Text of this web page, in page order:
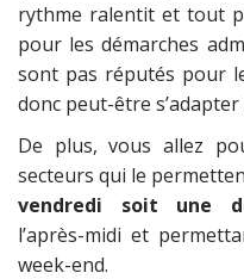
rythme ralentit et tout
pour les démarches
sont pas réputés pour
donc peut-être s’adapter
De plus, vous allez
secteurs qui le
vendredi soit une
l’après-midi et
week-end.